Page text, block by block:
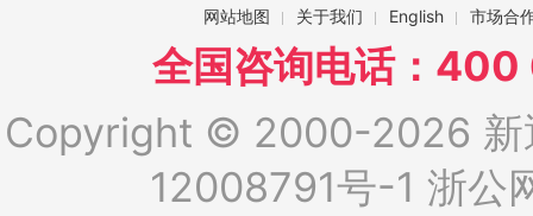
网站地图 关于我们 English 市场合
全国咨询电话：
Copyright © 2000-2026 新
12008791号-1 浙公